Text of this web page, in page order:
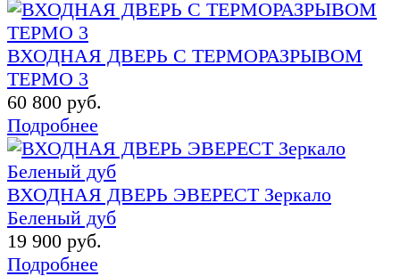
ВХОДНАЯ ДВЕРЬ С ТЕРМОРАЗРЫВОМ
ТЕРМО 3
60 800 руб.
Подробнее
ВХОДНАЯ ДВЕРЬ ЭВЕРЕСТ Зеркало
Беленый дуб
19 900 руб.
Подробнее